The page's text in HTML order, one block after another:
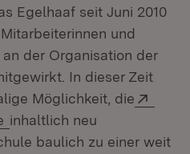
Egelhaaf seit Juni 2010
und
der Organisation der
In dieser Zeit
Möglichkeit, die
(Öffnet in neuem Fenster)
inhaltlich neu
baulich zu einer weit